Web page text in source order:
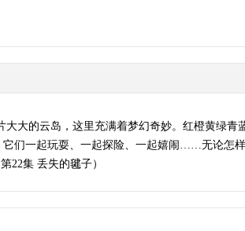
大的云岛，这里充满着梦幻奇妙。红橙黄绿
们一起玩耍、一起探险、一起嬉闹……无论怎
22集 丢失的毽子）